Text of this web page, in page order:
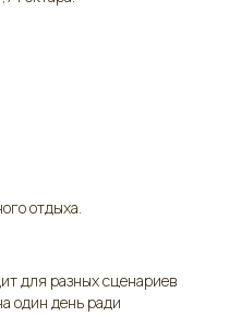
отдыха.
для разных сценариев
один день ради